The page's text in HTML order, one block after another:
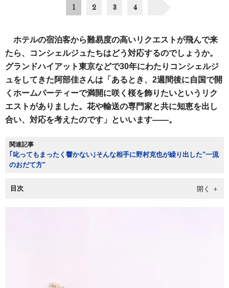
1 2 3 4
ホテルの宿泊客から難易度の高いリクエストが飛んで来
たら、コンシェルジュたちはどう対応するのでしょうか。
グランドハイアット東京などで30年にわたりコンシェルジ
ュをしてきた阿部佳さんは「あるとき、2週間後に自国で開
くホームパーティーで満開に咲く桜を飾りたいというリク
エストがありました。花や輸送の専門家と共に知恵を出し
合い、対応を考えたのです」といいます――。
関連記事
｢叱ってもまったく響かない｣そんな相手に野村克也が繰り出した"一流
のおだて方"
目次